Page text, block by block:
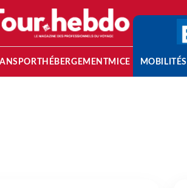
HÉBERGEMENTMICE MOBILITÉS